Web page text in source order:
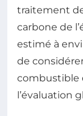
traitement
carbone de
estimé à
de
combustible
l’évaluation